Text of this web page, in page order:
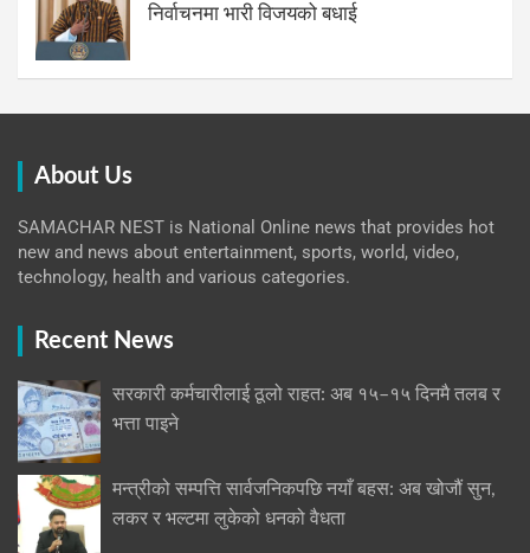
निर्वाचनमा भारी विजयको बधाई
About Us
SAMACHAR NEST is National Online news that provides hot
new and news about entertainment, sports, world, video,
technology, health and various categories.
Recent News
सरकारी कर्मचारीलाई ठूलो राहत: अब १५–१५ दिनमै तलब र
भत्ता पाइने
मन्त्रीको सम्पत्ति सार्वजनिकपछि नयाँ बहस: अब खोजौं सुन,
लकर र भल्टमा लुकेको धनको वैधता